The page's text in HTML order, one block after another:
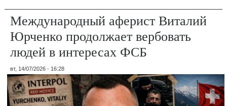
Международный аферист Виталий
Юрченко продолжает вербовать
людей в интересах ФСБ
вт, 14/07/2026 - 16:28